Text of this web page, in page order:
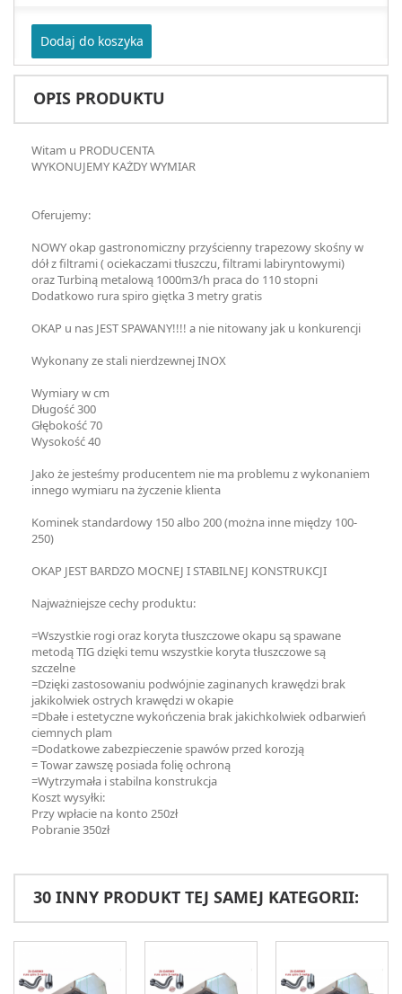
Dodaj do koszyka
OPIS PRODUKTU
Witam u PRODUCENTA
WYKONUJEMY KAŻDY WYMIAR
Oferujemy:
NOWY okap gastronomiczny przyścienny trapezowy skośny w
dół z filtrami ( ociekaczami tłuszczu, filtrami labiryntowymi)
oraz Turbiną metalową 1000m3/h praca do 110 stopni
Dodatkowo rura spiro giętka 3 metry gratis
OKAP u nas JEST SPAWANY!!!! a nie nitowany jak u konkurencji
Wykonany ze stali nierdzewnej INOX
Wymiary w cm
Długość 300
Głębokość 70
Wysokość 40
Jako że jesteśmy producentem nie ma problemu z wykonaniem
innego wymiaru na życzenie klienta
Kominek standardowy 150 albo 200 (można inne między 100-
250)
OKAP JEST BARDZO MOCNEJ I STABILNEJ KONSTRUKCJI
Najważniejsze cechy produktu:
=Wszystkie rogi oraz koryta tłuszczowe okapu są spawane
metodą TIG dzięki temu wszystkie koryta tłuszczowe są
szczelne
=Dzięki zastosowaniu podwójnie zaginanych krawędzi brak
jakikolwiek ostrych krawędzi w okapie
=Dbałe i estetyczne wykończenia brak jakichkolwiek odbarwień
ciemnych plam
=Dodatkowe zabezpieczenie spawów przed korozją
= Towar zawszę posiada folię ochroną
=Wytrzymała i stabilna konstrukcja
Koszt wysyłki:
Przy wpłacie na konto 250zł
Pobranie 350zł
30 INNY PRODUKT TEJ SAMEJ KATEGORII: